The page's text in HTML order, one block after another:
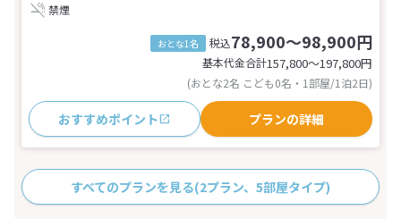
禁煙
おとな1名 税込78,900～98,900円
基本代金合計157,800〜197,800円
(おとな2名 こども0名・1部屋/1泊2日)
おすすめポイント プランの詳細
すべてのプランを見る(2プラン、5部屋タイプ)